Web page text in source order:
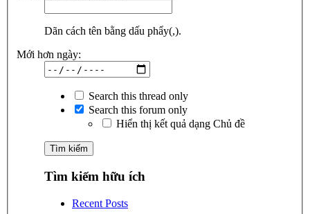
Dãn cách tên bằng dấu phẩy(,).
Mới hơn ngày:
Search this thread only
Search this forum only
Hiển thị kết quả dạng Chủ đề
Tìm kiếm hữu ích
Recent Posts